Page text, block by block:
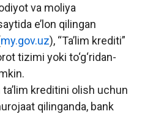
va moliya
e’lon qilingan
my.gov.uz), “Ta’lim krediti”
tizimi yoki to‘g‘ridan-
kreditini olish uchun
qilinganda, bank